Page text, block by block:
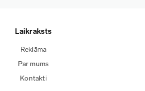
Laikraksts
Reklāma
Par mums
Kontakti